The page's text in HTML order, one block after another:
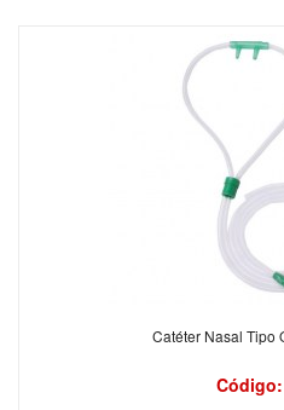
Catéter Nasal Tipo